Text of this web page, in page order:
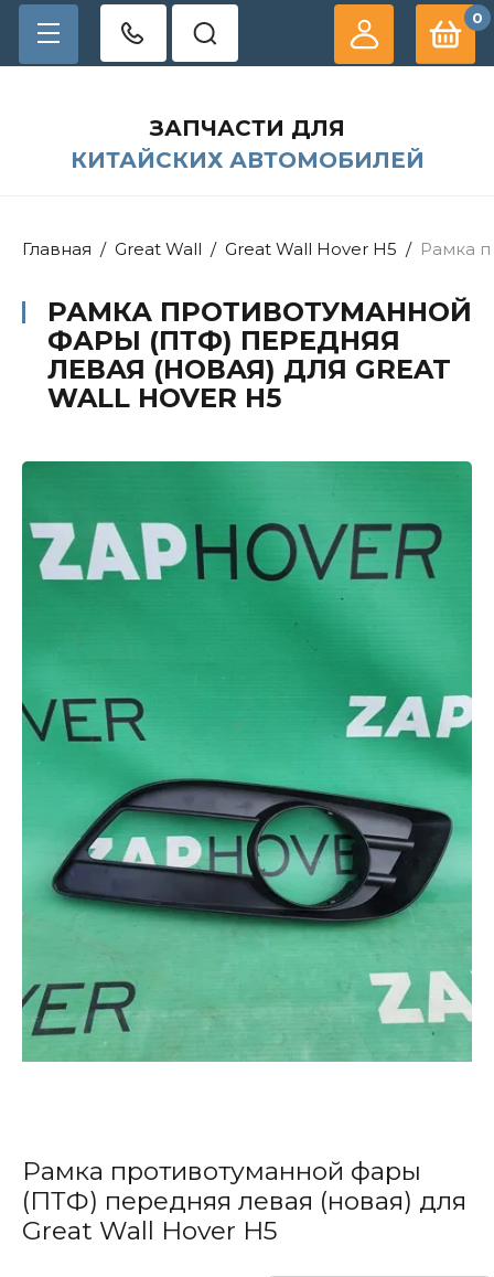
ЗАПЧАСТИ ДЛЯ
КИТАЙСКИХ АВТОМОБИЛЕЙ
0
Главная / Great Wall / Great Wall Hover H5 / Рамка
РАМКА ПРОТИВОТУМАННОЙ
ФАРЫ (ПТФ) ПЕРЕДНЯЯ
ЛЕВАЯ (НОВАЯ) ДЛЯ GREAT
WALL HOVER H5
Рамка противотуманной фары
(ПТФ) передняя левая (новая) для
Great Wall Hover H5